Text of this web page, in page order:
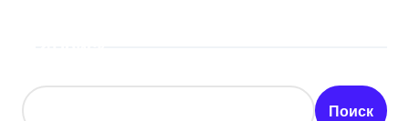
Поиск